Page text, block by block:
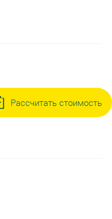
Рассчитать стоимость